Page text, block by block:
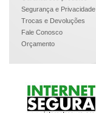
Segurança e Privacidade
Trocas e Devoluções
Fale Conosco
Orçamento